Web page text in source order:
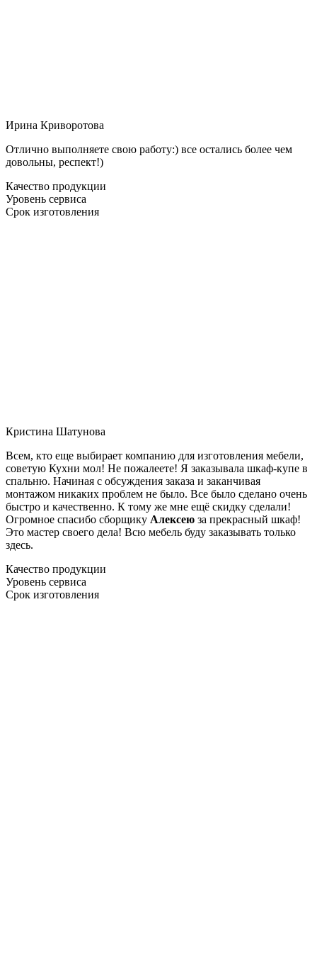
Ирина Криворотова
Отлично выполняете свою работу:) все остались более чем
довольны, респект!)
Качество продукции
Уровень сервиса
Срок изготовления
Кристина Шатунова
Всем, кто еще выбирает компанию для изготовления мебели,
советую Кухни мол! Не пожалеете! Я заказывала шкаф-купе в
спальню. Начиная с обсуждения заказа и заканчивая
монтажом никаких проблем не было. Все было сделано очень
быстро и качественно. К тому же мне ещё скидку сделали!
Огромное спасибо сборщику Алексею за прекрасный шкаф!
Это мастер своего дела! Всю мебель буду заказывать только
здесь.
Качество продукции
Уровень сервиса
Срок изготовления